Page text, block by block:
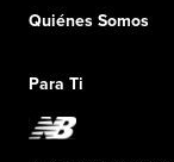
Conviértete en
Tarjetas de regalo
Exclusiones de
Reconsidered
Quiénes Somos
Liderazgo
Fundación New
Carreras
Para Ti
Descuentos